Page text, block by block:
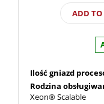
ADD TO
Ilość gniazd
Rodzina
Xeon® Scalable